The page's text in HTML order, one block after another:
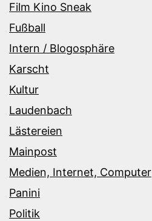
Film Kino Sneak
Fußball
Intern / Blogosphäre
Karscht
Kultur
Laudenbach
Lästereien
Mainpost
Medien, Internet, Computer
Panini
Politik